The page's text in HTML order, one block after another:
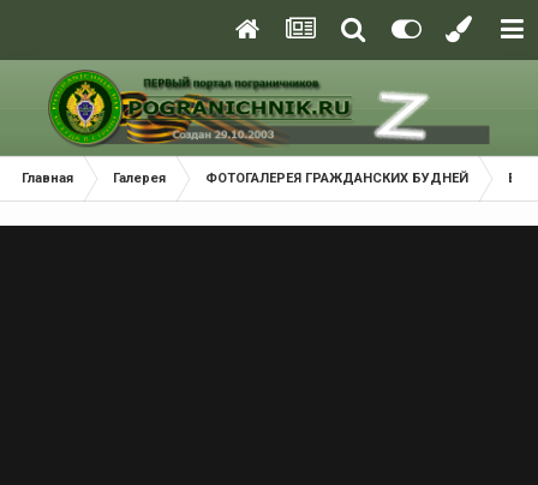
Главная Галерея ФОТОГАЛЕРЕЯ ГРАЖДАНСКИХ БУДНЕЙ В